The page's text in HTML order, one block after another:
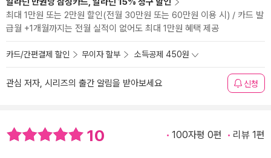
최대 1만원 또는 2만원 할인(전월 30만원 또는 60만원 이용 시) / 카드 발
급월 +1개월까지는 전월 실적이 없어도 최대 1만원 혜택 제공
카드/간편결제 할인 무이자 할부 소득공제 450원
관심 저자, 시리즈의 출간 알림을 받아보세요 신청
10 100자평 0편 리뷰 1편